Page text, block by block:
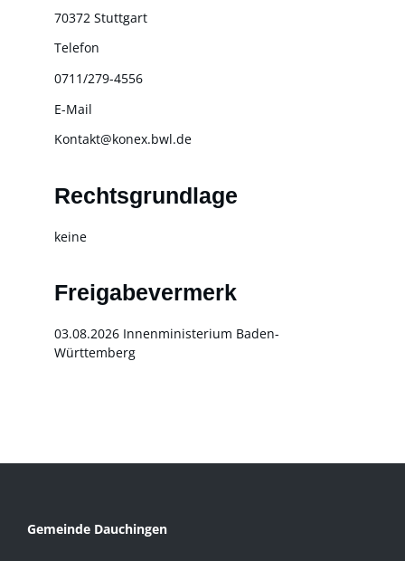
70372 Stuttgart
Telefon
0711/279-4556
E-Mail
Kontakt@konex.bwl.de
Rechtsgrundlage
keine
Freigabevermerk
03.08.2026 Innenministerium Baden-
Württemberg
Gemeinde Dauchingen